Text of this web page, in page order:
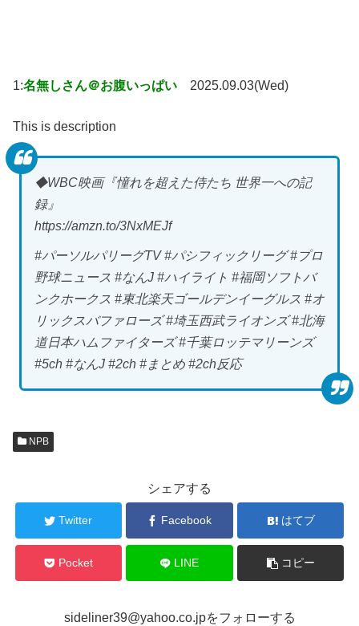
1:名無しさん＠お腹いっぱい 2025.09.03(Wed)
This is description
◆WBC映画『憧れを超えた侍たち 世界一への記
録』
https://amzn.to/3NxMEJf
#パーソルパリーグTV #パシフィックリーグ #プロ
野球ニュース #なんJ #ハイライト #福岡ソフトバ
ンクホークス #東北楽天ゴールデンイーグルス #オ
リックスバファローズ #埼玉西武ライオンズ #北海
道日本ハムファイターズ #千葉ロッテマリーンズ
#5ch #なんJ #2ch #まとめ #2ch反応
NPB
シェアする
Twitter Facebook はてブ
Pocket LINE コピー
sideliner39@yahoo.co.jpをフォローする